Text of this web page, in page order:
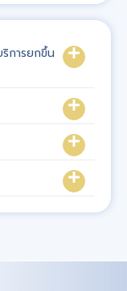
การยกขึ้น